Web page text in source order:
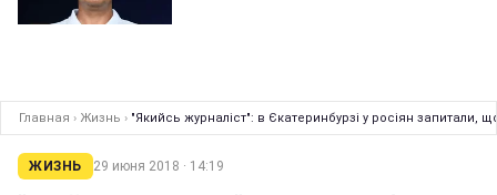
Главная › Жизнь › "Якийсь журналіст": в Єкатеринбурзі у росіян
ЖИЗНЬ 29 июня 2018 · 14:19